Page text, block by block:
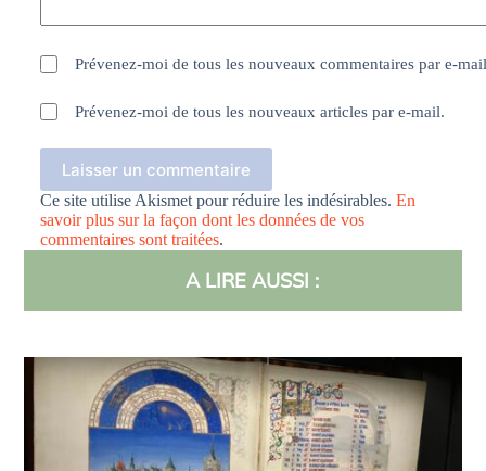
Prévenez-moi de tous les nouveaux commentaires par e-
Prévenez-moi de tous les nouveaux articles par e-mail.
Laisser un commentaire
Ce site utilise Akismet pour réduire les indésirables.En
savoir plus sur la façon dont les données de vos
commentaires sont traitées.
A LIRE AUSSI :